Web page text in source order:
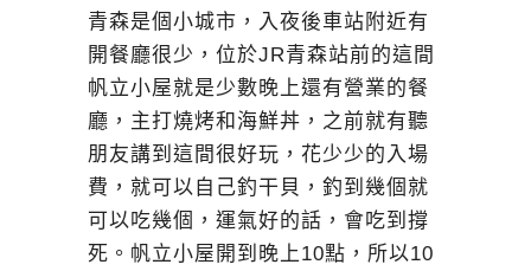
青森是個小城市，入夜後車站附近有
開餐廳很少，位於JR青森站前的這間
帆立小屋就是少數晚上還有營業的餐
廳，主打燒烤和海鮮丼，之前就有聽
朋友講到這間很好玩，花少少的入場
費，就可以自己釣干貝，釣到幾個就
可以吃幾個，運氣好的話，會吃到撐
死。帆立小屋開到晚上10點，所以10